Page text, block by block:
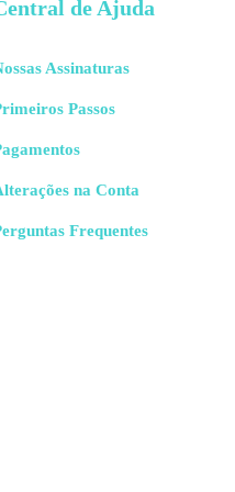
de Ajuda
Assinaturas
Passos
na Conta
Frequentes